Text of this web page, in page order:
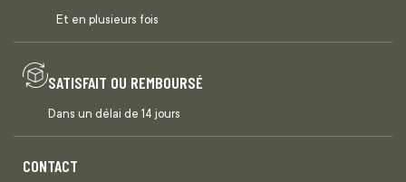
Et en plusieurs fois
SATISFAIT OU REMBOURSÉ
Dans un délai de 14 jours
CONTACT